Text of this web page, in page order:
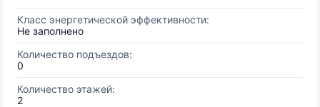
Класс энергетической эффективности:
Не заполнено
Количество подъездов:
0
Количество этажей:
2